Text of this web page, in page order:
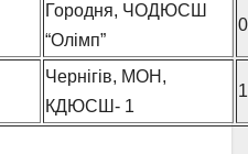
Городня, ЧОДЮСШ
“Олімп”
Чернігів, МОН,
КДЮСШ- 1